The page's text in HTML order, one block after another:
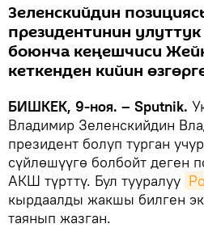
Зеленскийдин
президентинин
боюнча кеңешчиси
кеткенден кийин
БИШКЕК, 9-ноя. – Sputnik.
Владимир Зеленскийдин
президент болуп турган
сүйлөшүүгө болбойт деген
АКШ түрттү. Бул тууралуу
кырдаалды жакшы билген
таянып жазган.